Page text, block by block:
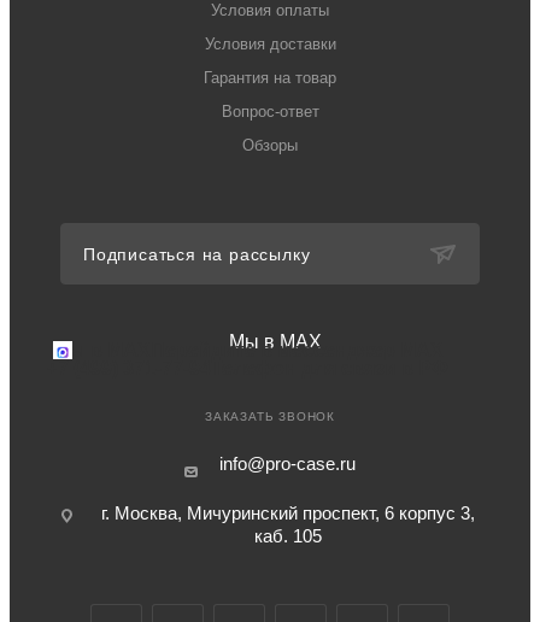
Условия оплаты
Условия доставки
Гарантия на товар
Вопрос-ответ
Обзоры
Подписаться на рассылку
Мы в MAX
Мы в MAX
Перейдите в мессенджер MAX
ЗАКАЗАТЬ ЗВОНОК
info@pro-case.ru
г. Москва, Мичуринский проспект, 6 корпус 3,
каб. 105